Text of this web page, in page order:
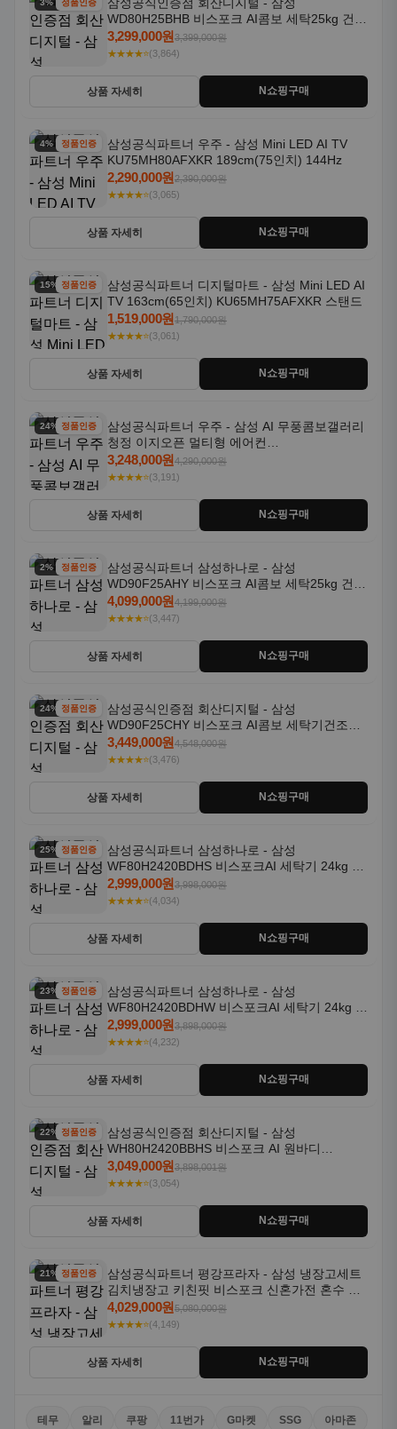
3% 할인정품인증
삼성공식인증점 회산디지털 - 삼성
WD80H25BHB 비스포크 AI콤보 세탁25kg 건조
18kg 26년형 일체형 1등급
3,299,000원3,399,000원
★★★★⭐(3,864)
상품 자세히 N쇼핑구매
4% 할인정품인증
삼성공식파트너 우주 - 삼성 Mini LED AI TV
KU75MH80AFXKR 189cm(75인치) 144Hz
2,290,000원2,390,000원
★★★★⭐(3,065)
상품 자세히 N쇼핑구매
15% 할인정품인증
삼성공식파트너 디지털마트 - 삼성 Mini LED AI
TV 163cm(65인치) KU65MH75AFXKR 스탠드
1,519,000원1,790,000원
★★★★⭐(3,061)
상품 자세히 N쇼핑구매
24% 할인정품인증
삼성공식파트너 우주 - 삼성 AI 무풍콤보갤러리
청정 이지오픈 멀티형 에어컨
AF80F17D22WRS 기본설치포함
3,248,000원4,290,000원
★★★★⭐(3,191)
상품 자세히 N쇼핑구매
2% 할인정품인증
삼성공식파트너 삼성하나로 - 삼성
WD90F25AHY 비스포크 AI콤보 세탁25kg 건조
18kg 자동문열림 1등급
4,099,000원4,199,000원
★★★★⭐(3,447)
상품 자세히 N쇼핑구매
24% 할인정품인증
삼성공식인증점 회산디지털 - 삼성
WD90F25CHY 비스포크 AI콤보 세탁기건조기
일체형 25kg+18kg 1등급
3,449,000원4,548,000원
★★★★⭐(3,476)
상품 자세히 N쇼핑구매
25% 할인정품인증
삼성공식파트너 삼성하나로 - 삼성
WF80H2420BDHS 비스포크AI 세탁기 24kg 건
조기 20kg 세제자동투입
2,999,000원3,998,000원
★★★★⭐(4,034)
상품 자세히 N쇼핑구매
23% 할인정품인증
삼성공식파트너 삼성하나로 - 삼성
WF80H2420BDHW 비스포크AI 세탁기 24kg 건
조기 20kg 세제자동투입
2,999,000원3,898,000원
★★★★⭐(4,232)
상품 자세히 N쇼핑구매
22% 할인정품인증
삼성공식인증점 회산디지털 - 삼성
WH80H2420BBHS 비스포크 AI 원바디
24kg+20kg 세제자동투입 1등급
3,049,000원3,898,001원
★★★★⭐(3,054)
상품 자세히 N쇼핑구매
21% 할인정품인증
삼성공식파트너 평강프라자 - 삼성 냉장고세트
김치냉장고 키친핏 비스포크 신혼가전 혼수 입
주가전 빌트인 화이트
4,029,000원5,080,000원
★★★★⭐(4,149)
상품 자세히 N쇼핑구매
테무 알리 쿠팡 11번가 G마켓 SSG 아마존